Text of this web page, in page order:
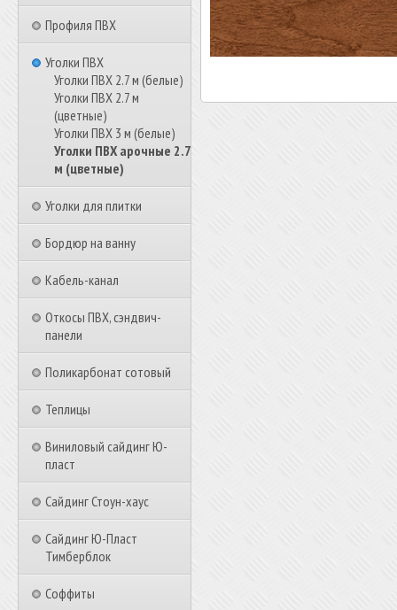
Профиля ПВХ
Уголки ПВХ
Уголки ПВХ 2.7 м (белые)
Уголки ПВХ 2.7 м
(цветные)
Уголки ПВХ 3 м (белые)
Уголки ПВХ арочные 2.7
м (цветные)
Уголки для плитки
Бордюр на ванну
Кабель-канал
Откосы ПВХ, сэндвич-
панели
Поликарбонат сотовый
Теплицы
Виниловый сайдинг Ю-
пласт
Сайдинг Стоун-хаус
Сайдинг Ю-Пласт
Тимберблок
Соффиты